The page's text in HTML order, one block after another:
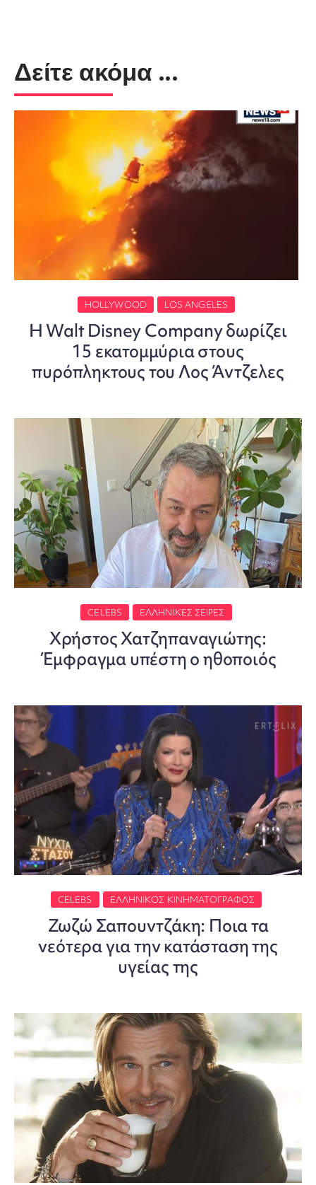
Δείτε ακόμα ...
HOLLYWOOD LOS ANGELES
H Walt Disney Company δωρίζει
15 εκατομμύρια στους
πυρόπληκτους του Λος Άντζελες
CELEBS ΕΛΛΗΝΙΚΈΣ ΣΕΙΡΈΣ
Χρήστος Χατζηπαναγιώτης:
Έμφραγμα υπέστη ο ηθοποιός
CELEBS ΕΛΛΗΝΙΚΌΣ ΚΙΝΗΜΑΤΟΓΡΆΦΟΣ
Ζωζώ Σαπουντζάκη: Ποια τα
νεότερα για την κατάσταση της
υγείας της